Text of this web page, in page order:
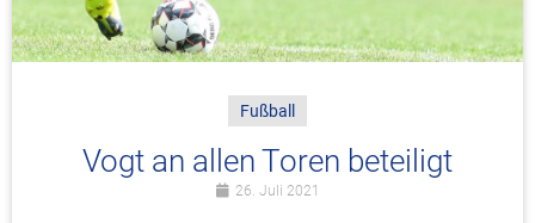
Fußball
Vogt an allen Toren beteiligt
26. Juli 2021